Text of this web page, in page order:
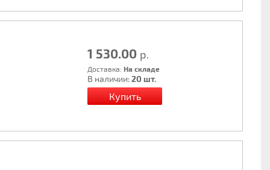
1 530.00 р.
Доставка: На складе
В наличии:20 шт.